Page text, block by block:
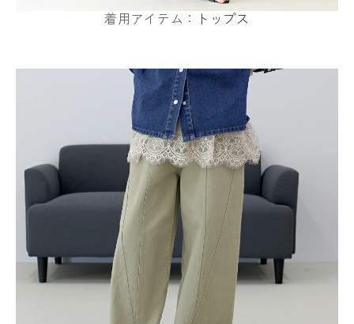
着用アイテム： トップス